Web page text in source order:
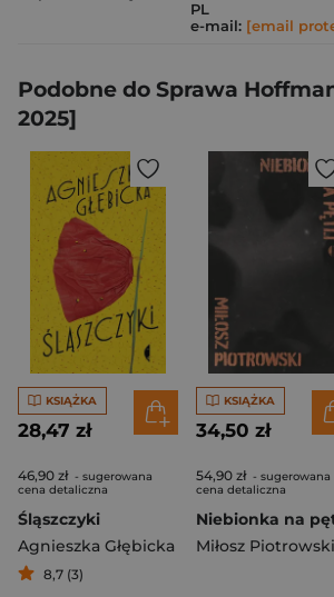
PL
e-mail: [email
Podobne do Sprawa
2025]
KSIĄŻKA
28,47 zł
46,90 zł - sugerowana
cena detaliczna
Śląszczyki
Agnieszka Głębicka
8,7 (3)
KSIĄŻKA
34,50 zł
54,90 zł - sugerowana
cena detaliczna
Niebionka na
Miłosz Piotrowski